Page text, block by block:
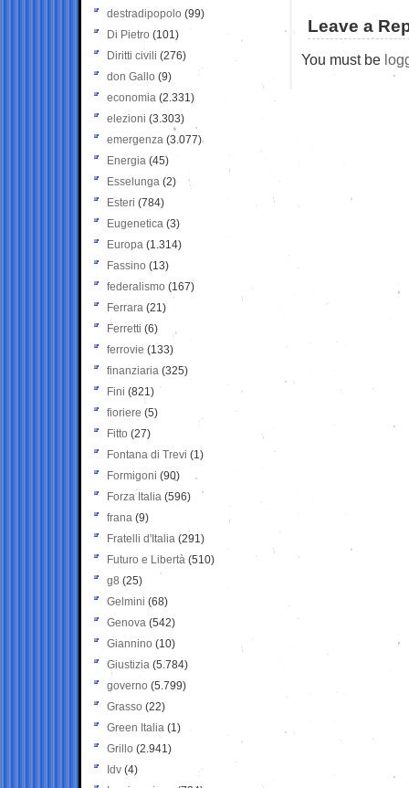
Leave a
You must be
destradipopolo (99)
Di Pietro (101)
Diritti civili (276)
don Gallo (9)
economia (2.331)
elezioni (3.303)
emergenza (3.077)
Energia (45)
Esselunga (2)
Esteri (784)
Eugenetica (3)
Europa (1.314)
Fassino (13)
federalismo (167)
Ferrara (21)
Ferretti (6)
ferrovie (133)
finanziaria (325)
Fini (821)
fioriere (5)
Fitto (27)
Fontana di Trevi (1)
Formigoni (90)
Forza Italia (596)
frana (9)
Fratelli d'Italia (291)
Futuro e Libertà (510)
g8 (25)
Gelmini (68)
Genova (542)
Giannino (10)
Giustizia (5.784)
governo (5.799)
Grasso (22)
Green Italia (1)
Grillo (2.941)
Idv (4)